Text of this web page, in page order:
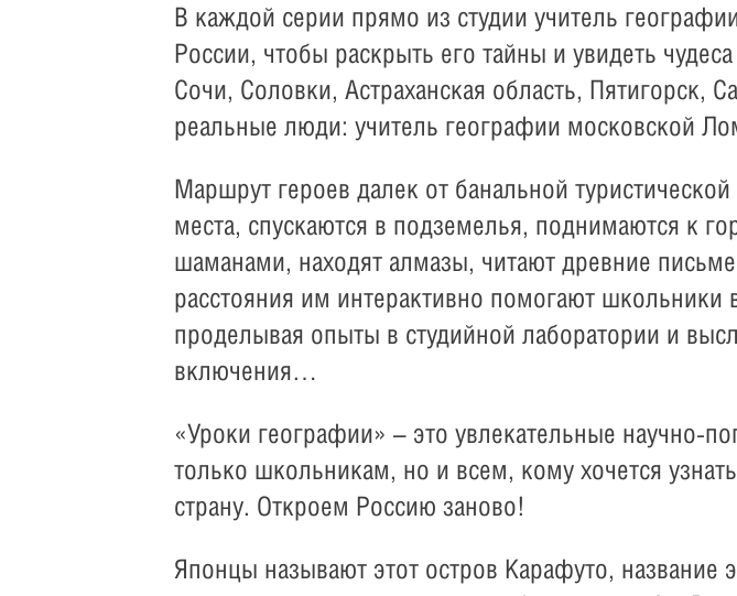
В каждой серии прямо из студии учитель
России, чтобы раскрыть его тайны и увидеть
Сочи, Соловки, Астраханская область, Пятигорск,
реальные люди: учитель географии московской
Маршрут героев далек от банальной
места, спускаются в подземелья, поднимаются к
шаманами, находят алмазы, читают древние
расстояния им интерактивно помогают школьники
проделывая опыты в студийной лаборатории и
включения…
«Уроки географии» – это увлекательные научно-
только школьникам, но и всем, кому хочется
страну. Откроем Россию заново!
Японцы называют этот остров Карафуто,